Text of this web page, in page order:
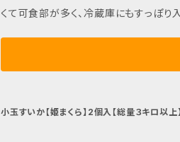
くて可食部が多く、冷蔵庫にもすっぽり
す。おひとりさまのおやつや、ご家族とのシェアにも最適です。 ■
涼しいところに保管し、食べる数時間前
がございますので、事前にご確認くださ
小玉すいか【姫まくら】2個入【総量３キロ以上】